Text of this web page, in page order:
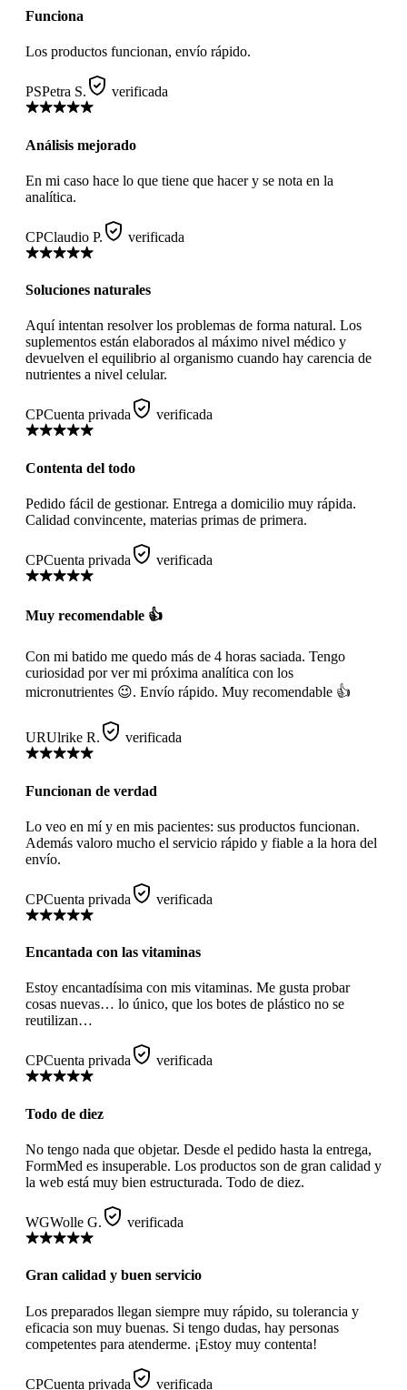
Funciona
Los productos funcionan, envío rápido.
PSPetra S. verificada
Análisis mejorado
En mi caso hace lo que tiene que hacer y se nota en la
analítica.
CPClaudio P. verificada
Soluciones naturales
Aquí intentan resolver los problemas de forma natural. Los
suplementos están elaborados al máximo nivel médico y
devuelven el equilibrio al organismo cuando hay carencia de
nutrientes a nivel celular.
CPCuenta privada verificada
Contenta del todo
Pedido fácil de gestionar. Entrega a domicilio muy rápida.
Calidad convincente, materias primas de primera.
CPCuenta privada verificada
Muy recomendable 👍
Con mi batido me quedo más de 4 horas saciada. Tengo
curiosidad por ver mi próxima analítica con los
micronutrientes 😉. Envío rápido. Muy recomendable 👍
URUlrike R. verificada
Funcionan de verdad
Lo veo en mí y en mis pacientes: sus productos funcionan.
Además valoro mucho el servicio rápido y fiable a la hora del
envío.
CPCuenta privada verificada
Encantada con las vitaminas
Estoy encantadísima con mis vitaminas. Me gusta probar
cosas nuevas… lo único, que los botes de plástico no se
reutilizan…
CPCuenta privada verificada
Todo de diez
No tengo nada que objetar. Desde el pedido hasta la entrega,
FormMed es insuperable. Los productos son de gran calidad y
la web está muy bien estructurada. Todo de diez.
WGWolle G. verificada
Gran calidad y buen servicio
Los preparados llegan siempre muy rápido, su tolerancia y
eficacia son muy buenas. Si tengo dudas, hay personas
competentes para atenderme. ¡Estoy muy contenta!
CPCuenta privada verificada